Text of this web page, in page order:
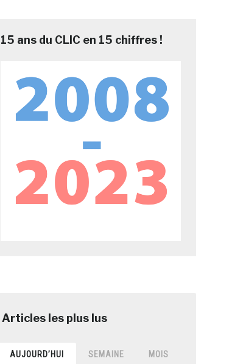
15 ans du CLIC en 15 chiffres !
AUJOURD’HUI SEMAINE MOIS